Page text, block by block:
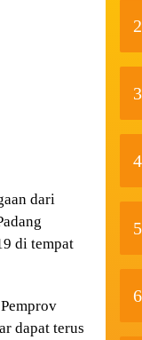
dari
di tempat
dapat terus
2
3
4
5
6